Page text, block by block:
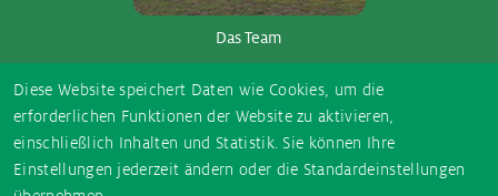
Das Team
So­ci­al Me­dia
E-
InstagramTikTok FacebookYouTube
Diese Website speichert Daten wie Cookies, um die
erforderlichen Funktionen der Website zu aktivieren,
einschließlich Inhalten und Statistik. Sie können Ihre
Einstellungen jederzeit ändern oder die Standardeinstellungen